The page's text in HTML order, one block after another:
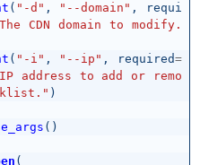
( " -d " , " --domain " ,
requi
The CDN domain to modify.
( " -i " , " --ip " , required=
address to add or remo
" )
()
(